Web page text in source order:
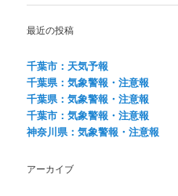
ナ
ビ
ー
シ
ョ
ン
最近の投稿
千葉市：天気予報
千葉県：気象警報・注意報
千葉県：気象警報・注意報
千葉市：気象警報・注意報
神奈川県：気象警報・注意報
アーカイブ